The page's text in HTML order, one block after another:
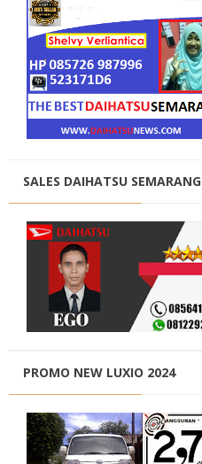
SALES DAIHATSU SEMARANG
PROMO NEW LUXIO 2024